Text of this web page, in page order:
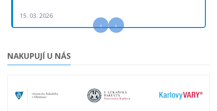
15. 03. 2026
‹ ›
NAKUPUJÍ U NÁS